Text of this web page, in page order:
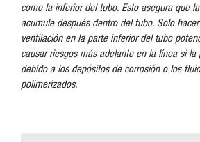
como la inferior del tubo. Esto asegura que
acumule después dentro del tubo. Solo
ventilación en la parte inferior del tubo
causar riesgos más adelante en la línea si la
debido a los depósitos de corrosión o los
polimerizados.